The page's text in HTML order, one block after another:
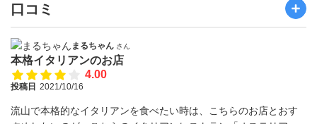
口コミ
まるちゃん さん
本格イタリアンのお店
4.00
投稿日 2021/10/16
流山で本格的なイタリアンを食べたい時は、こちらのお店とおす